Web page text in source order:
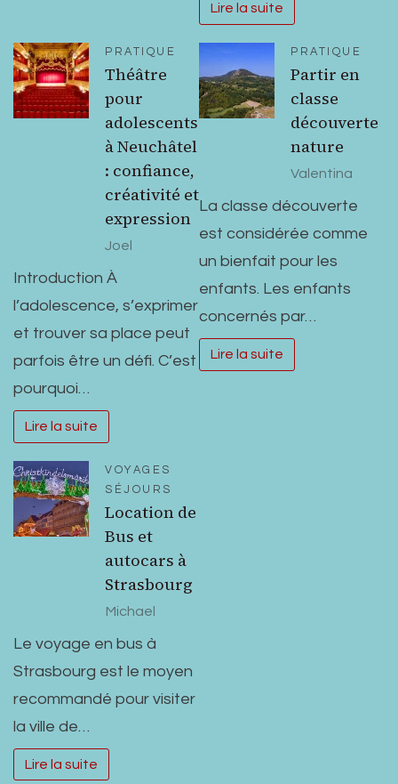
Lire la suite
PRATIQUE
Théâtre
pour
adolescents
à Neuchâtel
: confiance,
créativité et
expression
Joel
Introduction À
l’adolescence, s’exprimer
et trouver sa place peut
parfois être un défi. C’est
pourquoi…
Lire la suite
PRATIQUE
Partir en
classe
découverte
nature
Valentina
La classe découverte
est considérée comme
un bienfait pour les
enfants. Les enfants
concernés par…
Lire la suite
VOYAGES
SÉJOURS
Location de
Bus et
autocars à
Strasbourg
Michael
Le voyage en bus à
Strasbourg est le moyen
recommandé pour visiter
la ville de…
Lire la suite